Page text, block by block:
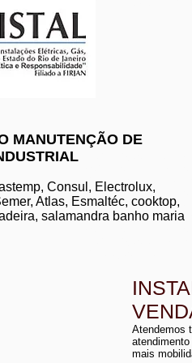
instalação de
conserto de aquecedor
manutenção de
instalação de
MANUTENÇÃO DE
Consul, Electrolux,
Atlas, Esmaltéc, cooktop,
salamandra banho maria
Atendemos
mais